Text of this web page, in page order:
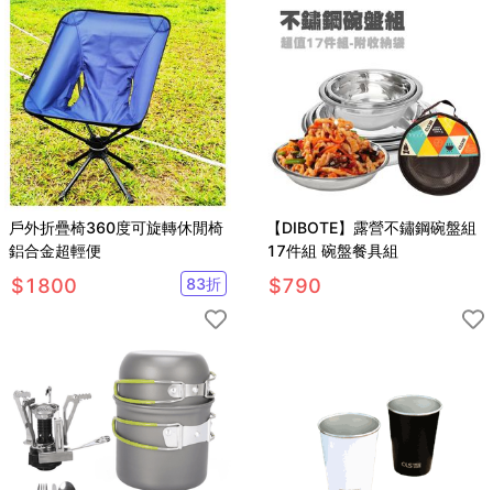
戶外折疊椅360度可旋轉休閒椅
鋁合金超輕便
$1800 83折
【DIBOTE】露營不鏽鋼碗盤組
17件組 碗盤餐具組
$790